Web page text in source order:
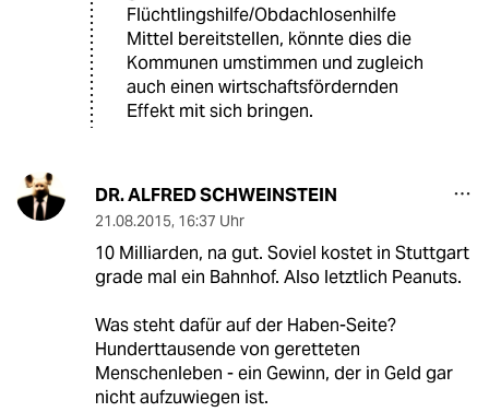
Flüchtlingshilfe/Obdachlosenhilfe
Mittel bereitstellen, könnte dies die
Kommunen umstimmen und zugleich
auch einen wirtschaftsfördernden
Effekt mit sich bringen.
DR. ALFRED SCHWEINSTEIN
21.08.2015, 16:37 Uhr
10 Milliarden, na gut. Soviel kostet in Stuttgart
grade mal ein Bahnhof. Also letztlich Peanuts.
Was steht dafür auf der Haben-Seite?
Hunderttausende von geretteten
Menschenleben - ein Gewinn, der in Geld gar
nicht aufzuwiegen ist.